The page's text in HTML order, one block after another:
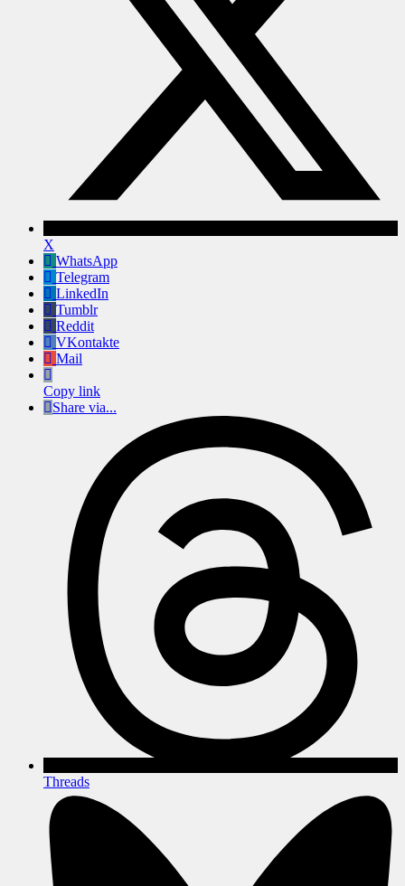
X
WhatsApp
Telegram
LinkedIn
Tumblr
Reddit
VKontakte
Mail
Copy link
Share via...
Threads